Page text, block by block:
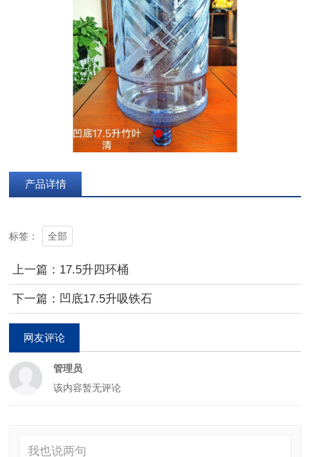
产品详情
标签： 全部
上一篇：17.5升四环桶
下一篇：凹底17.5升吸铁石
网友评论
管理员
该内容暂无评论